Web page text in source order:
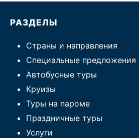
РАЗДЕЛЫ
Страны и направления
Специальные предложения
Автобусные туры
Круизы
Туры на пароме
Праздничные туры
Услуги